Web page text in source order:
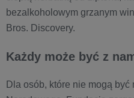
bezalkoholowym grzanym
Bros. Discovery.
Każdy może być z
Dla osób, które nie mogą być